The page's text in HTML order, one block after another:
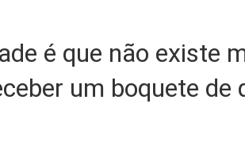
é que não existe
um boquete de